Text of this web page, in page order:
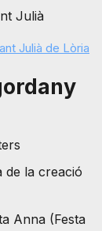
Julià
Julià de Lòria
de la creació
Anna (Festa